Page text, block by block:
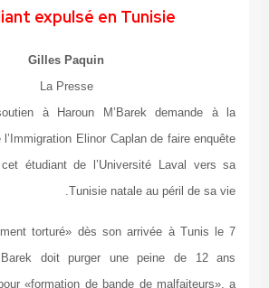
expulsé en Tunisie
Gilles Paquin
La Presse
soutien à Haroun M’Barek demande à la
l’Immigration Elinor Caplan de faire enquête
cet étudiant de l’Université Laval vers sa
Tunisie natale au péril de sa vie.
torturé» dès son arrivée à Tunis le 7
M’Barek doit purger une peine de 12 ans
pour «formation de bande de malfaiteurs», a